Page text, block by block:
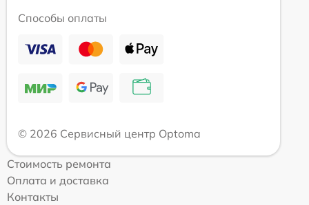
Способы оплаты
© 2026 Сервисный центр Optoma
Стоимость ремонта
Оплата и доставка
Контакты